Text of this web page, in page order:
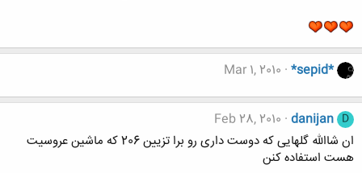
*sepid*
Mar 1, 2010
D
danijan
Feb 28, 2010
ان شاالله گلهایی که دوست داری رو برا تزیین 206 که ماشین عروسیت
هست استفاده کنن